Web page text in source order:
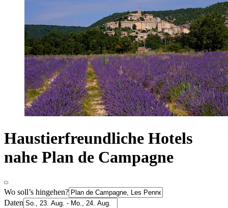
Haustierfreundliche Hotels
nahe Plan de Campagne
Wo soll’s hingehen?
Daten